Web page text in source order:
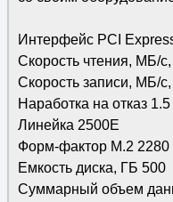
Интерфейс PCI
Скорость чтения, МБ/
Скорость записи, МБ/
Наработка на отказ
Линейка 2500E
Форм-фактор M.2 2280
Емкость диска, ГБ 500
Суммарный объем